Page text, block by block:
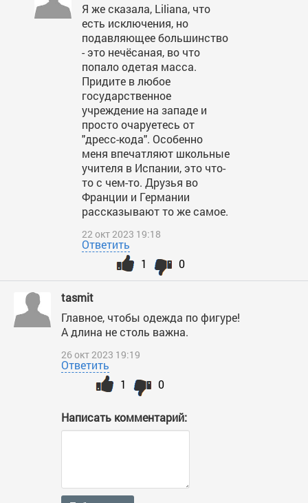
Я же сказала, Liliana, что
есть исключения, но
подавляющее большинство
- это нечёсаная, во что
попало одетая масса.
Придите в любое
государственное
учреждение на западе и
просто очаруетесь от
"дресс-кода". Особенно
меня впечатляют школьные
учителя в Испании, это что-
то с чем-то. Друзья во
Франции и Германии
рассказывают то же самое.
22 окт 2023 19:18
Ответить
0
1
tasmit
Главное, чтобы одежда по фигуре!
А длина не столь важна.
26 окт 2023 19:19
Ответить
0
1
Написать комментарий: